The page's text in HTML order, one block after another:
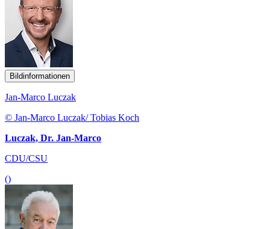
Bildinformationen
Jan-Marco Luczak
© Jan-Marco Luczak/ Tobias Koch
Luczak, Dr. Jan-Marco
CDU/CSU
()